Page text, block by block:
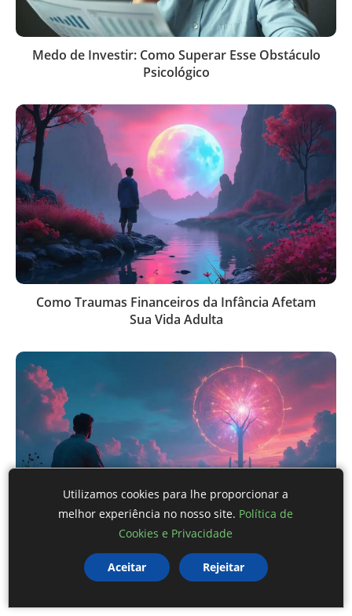
Medo de Investir: Como Superar Esse Obstáculo
Psicológico
Como Traumas Financeiros da Infância Afetam
Sua Vida Adulta
Risco e Retorno: Como sua Personalidade Define
seu Perfil de Investidor Muito Mais que Qualquer
Teste
Utilizamos cookies para lhe proporcionar a
melhor experiência no nosso site. Política de
Cookies e Privacidade
Aceitar Rejeitar